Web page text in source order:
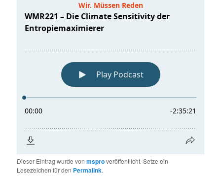
Dieser Eintrag wurde vonmsproveröffentlicht. Setze ein
Lesezeichen für den Permalink.